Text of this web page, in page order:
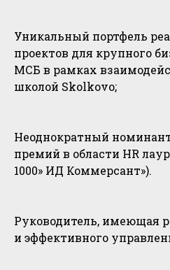
Уникальный портфель
проектов для крупного
МСБ в рамках
школой Skolkovo;
Неоднократный
премий в области HR
1000» ИД Коммерсант»).
Руководитель, имеющая
и эффективного